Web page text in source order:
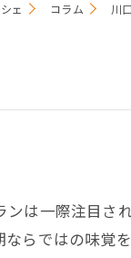
ェ コラム 川
は一際注目さ
らではの味覚